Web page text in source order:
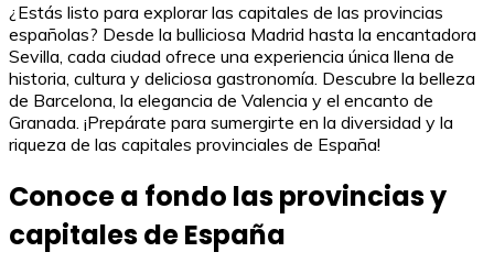
¿Estás listo para explorar las capitales de las provincias
españolas? Desde la bulliciosa Madrid hasta la encantadora
Sevilla, cada ciudad ofrece una experiencia única llena de
historia, cultura y deliciosa gastronomía. Descubre la belleza
de Barcelona, la elegancia de Valencia y el encanto de
Granada. ¡Prepárate para sumergirte en la diversidad y la
riqueza de las capitales provinciales de España!
Conoce a fondo las provincias y
capitales de España